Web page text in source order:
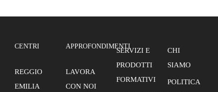
CENTRI
REGGIO
EMILIA
APPROFONDIMENTI
LAVORA
CON NOI
SERVIZI E
PRODOTTI
FORMATIVI
CHI
SIAMO
POLITICA